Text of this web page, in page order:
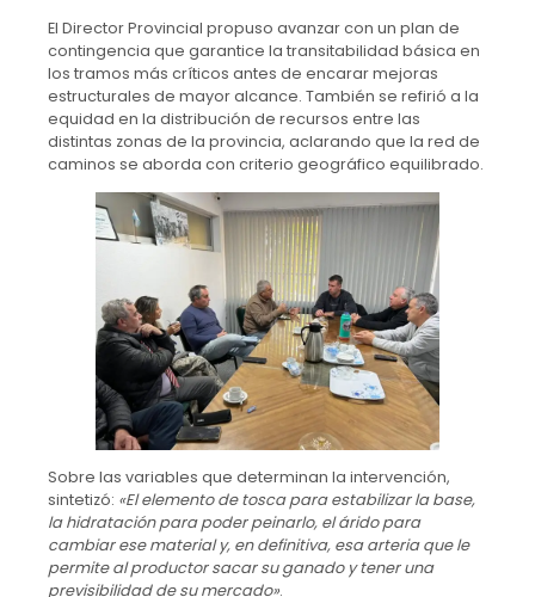
El Director Provincial propuso avanzar con un plan de
contingencia que garantice la transitabilidad básica en
los tramos más críticos antes de encarar mejoras
estructurales de mayor alcance. También se refirió a la
equidad en la distribución de recursos entre las
distintas zonas de la provincia, aclarando que la red de
caminos se aborda con criterio geográfico equilibrado.
Sobre las variables que determinan la intervención,
sintetizó: «El elemento de tosca para estabilizar la base,
la hidratación para poder peinarlo, el árido para
cambiar ese material y, en definitiva, esa arteria que le
permite al productor sacar su ganado y tener una
previsibilidad de su mercado».